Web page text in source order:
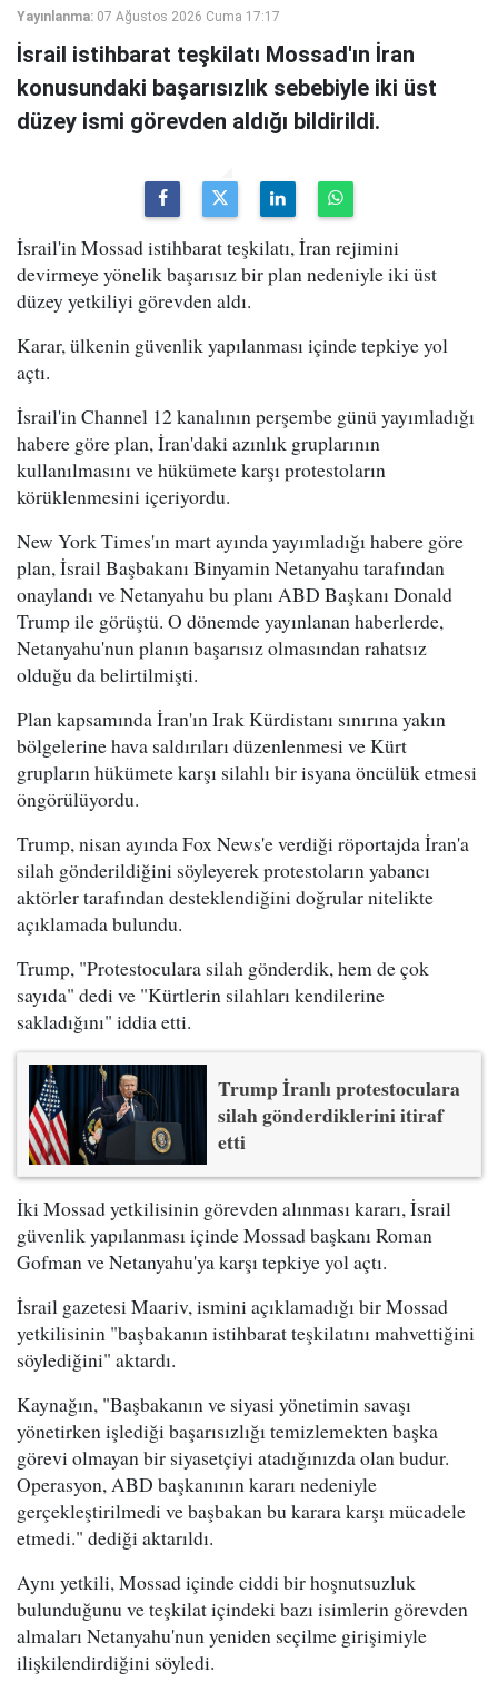
Yayınlanma: 07 Ağustos 2026 Cuma 17:17
İsrail istihbarat teşkilatı Mossad'ın İran
konusundaki başarısızlık sebebiyle iki üst
düzey ismi görevden aldığı bildirildi.
İsrail'in Mossad istihbarat teşkilatı, İran rejimini
devirmeye yönelik başarısız bir plan nedeniyle iki üst
düzey yetkiliyi görevden aldı.
Karar, ülkenin güvenlik yapılanması içinde tepkiye yol
açtı.
İsrail'in Channel 12 kanalının perşembe günü yayımladığı
habere göre plan, İran'daki azınlık gruplarının
kullanılmasını ve hükümete karşı protestoların
körüklenmesini içeriyordu.
New York Times'ın mart ayında yayımladığı habere göre
plan, İsrail Başbakanı Binyamin Netanyahu tarafından
onaylandı ve Netanyahu bu planı ABD Başkanı Donald
Trump ile görüştü. O dönemde yayınlanan haberlerde,
Netanyahu'nun planın başarısız olmasından rahatsız
olduğu da belirtilmişti.
Plan kapsamında İran'ın Irak Kürdistanı sınırına yakın
bölgelerine hava saldırıları düzenlenmesi ve Kürt
grupların hükümete karşı silahlı bir isyana öncülük etmesi
öngörülüyordu.
Trump, nisan ayında Fox News'e verdiği röportajda İran'a
silah gönderildiğini söyleyerek protestoların yabancı
aktörler tarafından desteklendiğini doğrular nitelikte
açıklamada bulundu.
Trump, "Protestoculara silah gönderdik, hem de çok
sayıda" dedi ve "Kürtlerin silahları kendilerine
sakladığını" iddia etti.
Trump İranlı protestoculara
silah gönderdiklerini itiraf
etti
İki Mossad yetkilisinin görevden alınması kararı, İsrail
güvenlik yapılanması içinde Mossad başkanı Roman
Gofman ve Netanyahu'ya karşı tepkiye yol açtı.
İsrail gazetesi Maariv, ismini açıklamadığı bir Mossad
yetkilisinin "başbakanın istihbarat teşkilatını mahvettiğini
söylediğini" aktardı.
Kaynağın, "Başbakanın ve siyasi yönetimin savaşı
yönetirken işlediği başarısızlığı temizlemekten başka
görevi olmayan bir siyasetçiyi atadığınızda olan budur.
Operasyon, ABD başkanının kararı nedeniyle
gerçekleştirilmedi ve başbakan bu karara karşı mücadele
etmedi." dediği aktarıldı.
Aynı yetkili, Mossad içinde ciddi bir hoşnutsuzluk
bulunduğunu ve teşkilat içindeki bazı isimlerin görevden
almaları Netanyahu'nun yeniden seçilme girişimiyle
ilişkilendirdiğini söyledi.